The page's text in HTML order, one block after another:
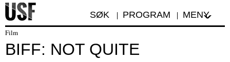
SØK PROGRAM MENY
Film
BIFF: NOT QUITE